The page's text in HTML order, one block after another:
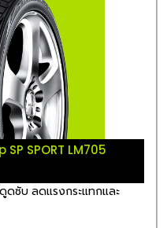
SPORT LM705
ดซับ ลดแรงกระแทกและ